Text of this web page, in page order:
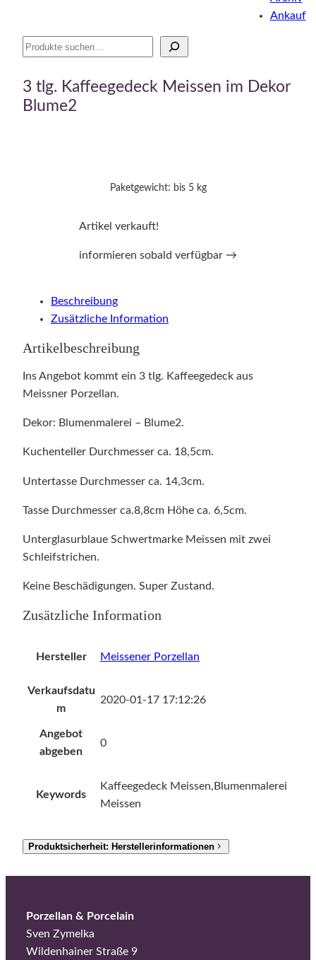
Suche
Ankauf
3 tlg. Kaffeegedeck Meissen im Dekor
Blume2
Paketgewicht: bis 5 kg
Artikel verkauft!
informieren sobald verfügbar →
Beschreibung
Zusätzliche Information
Artikelbeschreibung
Ins Angebot kommt ein 3 tlg. Kaffeegedeck aus
Meissner Porzellan.
Dekor: Blumenmalerei – Blume2.
Kuchenteller Durchmesser ca. 18,5cm.
Untertasse Durchmesser ca. 14,3cm.
Tasse Durchmesser ca.8,8cm Höhe ca. 6,5cm.
Unterglasurblaue Schwertmarke Meissen mit zwei
Schleifstrichen.
Keine Beschädigungen. Super Zustand.
Zusätzliche Information
Hersteller Meissener Porzellan
Verkaufsdatu
m
2020-01-17 17:12:26
Angebot
abgeben
0
Keywords
Kaffeegedeck Meissen,Blumenmalerei
Meissen
Produktsicherheit: Herstellerinformationen
Porzellan & Porcelain
Sven Zymelka
Wildenhainer Straße 9